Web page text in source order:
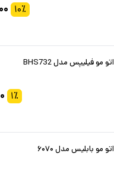
۱۰٪
اتو مو فیلیپس مدل BHS732
۱٪
اتو مو بابلیس مدل ۶۰۷۰